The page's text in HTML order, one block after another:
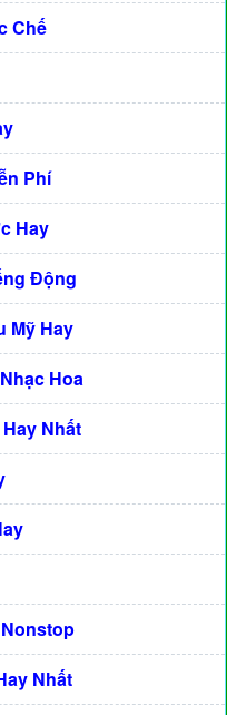
Chế
Phí
Hay
Động
Mỹ Hay
Hoa
Nhất
Nhất